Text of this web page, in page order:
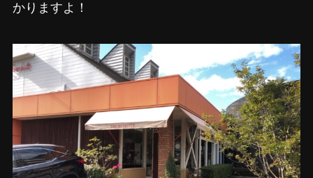
かりますよ！